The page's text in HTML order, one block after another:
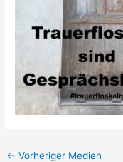
← Vorheriger Medien